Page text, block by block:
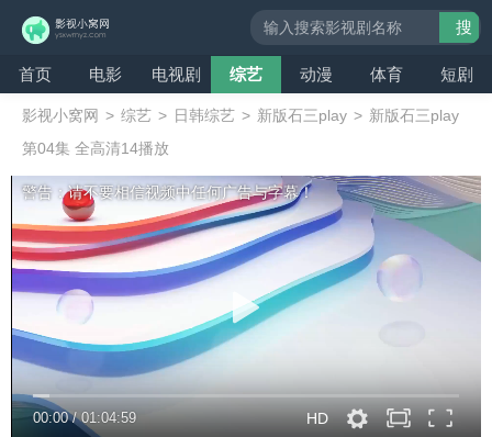
首页 电影 电视剧 综艺 动漫 体育 短剧
搜
影视小窝网 > 综艺 > 日韩综艺 > 新版石三play > 新版石三play
第04集 全高清14播放
00:00/01:04:59 HD
警告：请不要相信视频中任何广告与字幕！